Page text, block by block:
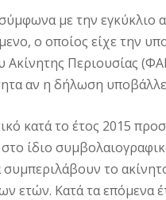
με την εγκύκλιο
ο οποίος είχε την
Περιουσίας
αν η δήλωση
κατά το έτος 2015
ίδιο
το
ετών. Κατά τα επόμενα